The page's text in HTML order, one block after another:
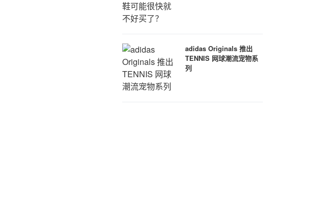
adidas Originals 推出
TENNIS 网球潮流宠物系
列